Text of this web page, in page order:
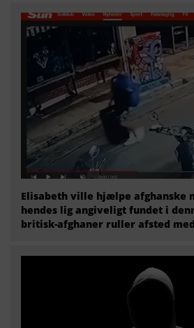
Elisabeth ville hjælpe afghanske
hendes lig angiveligt fundet i
britisk-afghaner ruller afsted med